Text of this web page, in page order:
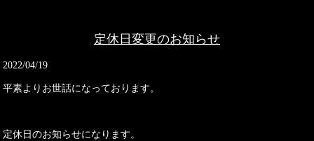
定休日変更のお知らせ
2022/04/19
平素よりお世話になっております。
定休日のお知らせになります。